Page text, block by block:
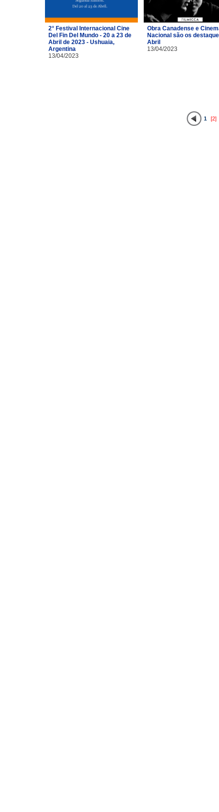
2° Festival Internacional Cine
Del Fin Del Mundo - 20 a 23 de
Abril de 2023 - Ushuaia,
Argentina
13/04/2023
Obra Canadense e
Nacional são os
Abril
13/04/2023
1 [2]